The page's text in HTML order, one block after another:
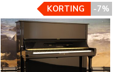
-7%
KORTING -7%
KORTING